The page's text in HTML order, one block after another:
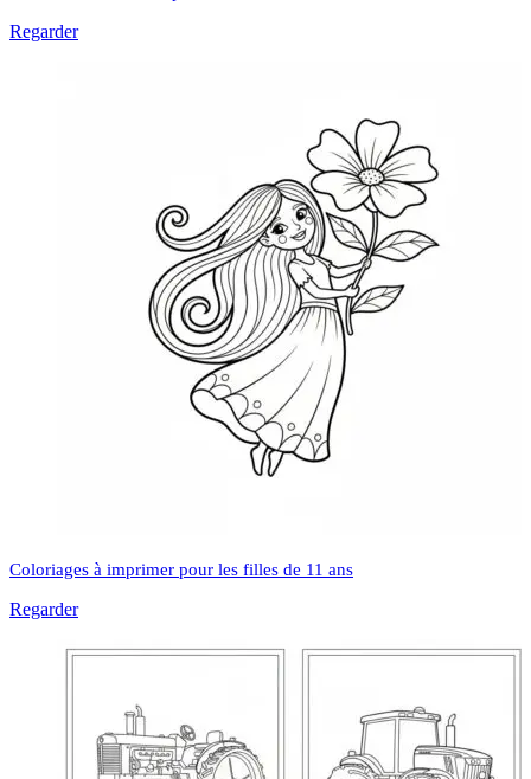
Regarder
Coloriages à imprimer pour les filles de 11 ans
Regarder